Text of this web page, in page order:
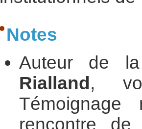
Notes
Auteur de
Rialland ,
rencontre